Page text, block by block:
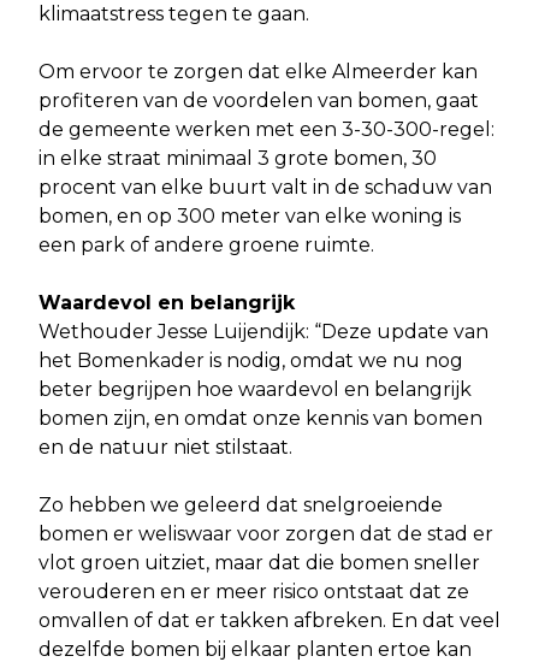
klimaatstress tegen te gaan.
Om ervoor te zorgen dat elke Almeerder kan
profiteren van de voordelen van bomen, gaat
de gemeente werken met een 3-30-300-regel:
in elke straat minimaal 3 grote bomen, 30
procent van elke buurt valt in de schaduw van
bomen, en op 300 meter van elke woning is
een park of andere groene ruimte.
Waardevol en belangrijk
Wethouder Jesse Luijendijk: “Deze update van
het Bomenkader is nodig, omdat we nu nog
beter begrijpen hoe waardevol en belangrijk
bomen zijn, en omdat onze kennis van bomen
en de natuur niet stilstaat.
Zo hebben we geleerd dat snelgroeiende
bomen er weliswaar voor zorgen dat de stad er
vlot groen uitziet, maar dat die bomen sneller
verouderen en er meer risico ontstaat dat ze
omvallen of dat er takken afbreken. En dat veel
dezelfde bomen bij elkaar planten ertoe kan